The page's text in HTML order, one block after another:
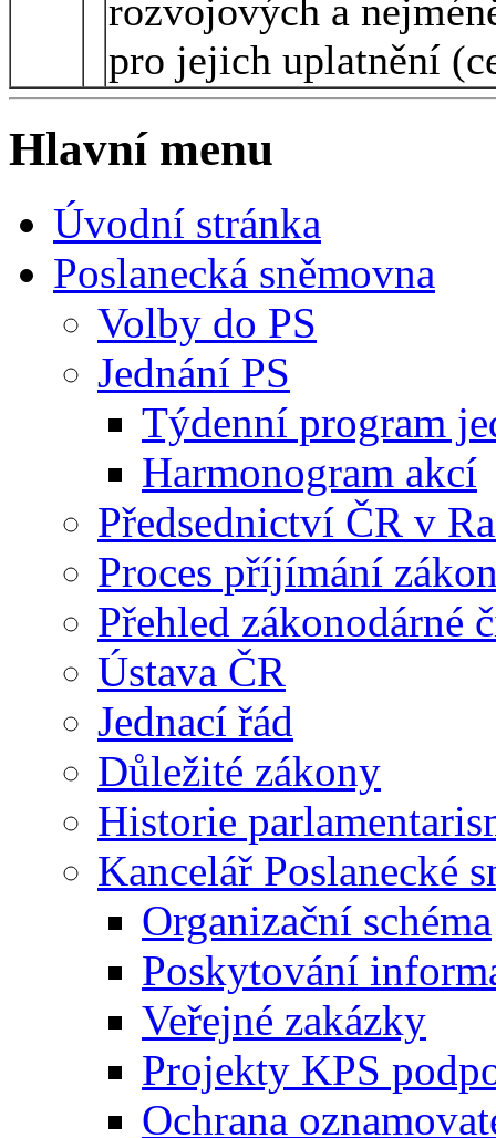
rozvojových a
pro jejich uplatnění
Hlavní menu
Úvodní stránka
Poslanecká sněmovna
Volby do PS
Jednání PS
Týdenní program
Harmonogram akcí
Předsednictví ČR v
Proces příjímání
Přehled zákonodárné
Ústava ČR
Jednací řád
Důležité zákony
Historie
Kancelář Poslanecké
Organizační schéma
Poskytování
Veřejné zakázky
Projekty KPS
Ochrana